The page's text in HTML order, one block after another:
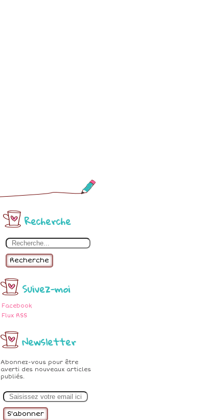
Recherche
Recherche
Suivez-moi
Facebook
Flux RSS
Newsletter
Abonnez-vous pour être
averti des nouveaux articles
publiés.
m